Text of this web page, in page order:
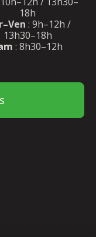
18h
: 9h–12h /
13h30–18h
: 8h30–12h